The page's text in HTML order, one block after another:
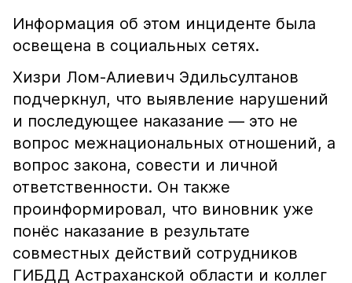
Информация об этом инциденте была
освещена в социальных сетях.
Хизри Лом-Алиевич Эдильсултанов
подчеркнул, что выявление нарушений
и последующее наказание — это не
вопрос межнациональных отношений, а
вопрос закона, совести и личной
ответственности. Он также
проинформировал, что виновник уже
понёс наказание в результате
совместных действий сотрудников
ГИБДД Астраханской области и коллег